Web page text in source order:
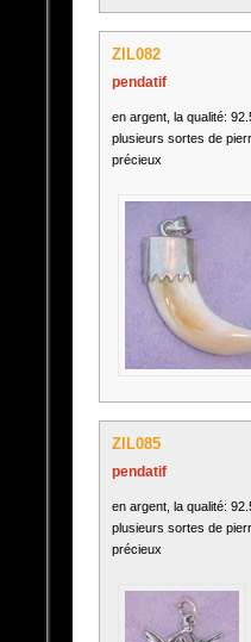
ZIL082
pendatif
en argent, la qualité:
plusieurs sortes de
précieux
ZIL085
pendatif
en argent, la qualité:
plusieurs sortes de
précieux